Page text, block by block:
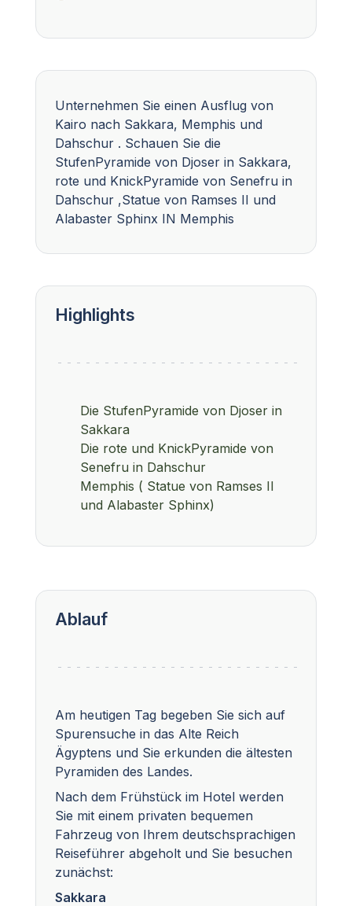
Unternehmen Sie einen Ausflug von
Kairo nach Sakkara, Memphis und
Dahschur . Schauen Sie die
StufenPyramide von Djoser in Sakkara,
rote und KnickPyramide von Senefru in
Dahschur ,Statue von Ramses II und
Alabaster Sphinx IN Memphis
Highlights
Die StufenPyramide von Djoser in
Sakkara
Die rote und KnickPyramide von
Senefru in Dahschur
Memphis ( Statue von Ramses II
und Alabaster Sphinx)
Ablauf
Am heutigen Tag begeben Sie sich auf
Spurensuche in das Alte Reich
Ägyptens und Sie erkunden die ältesten
Pyramiden des Landes.
Nach dem Frühstück im Hotel werden
Sie mit einem privaten bequemen
Fahrzeug von Ihrem deutschsprachigen
Reiseführer abgeholt und Sie besuchen
zunächst:
Sakkara